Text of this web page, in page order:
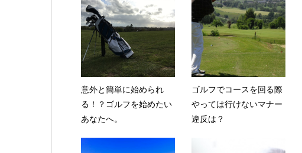
意外と簡単に始められ
る！？ゴルフを始めたい
あなたへ。
ゴルフでコースを回る際
やっては行けないマナー
違反は？